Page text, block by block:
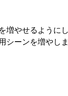
増やせるように
シーンを増やしま